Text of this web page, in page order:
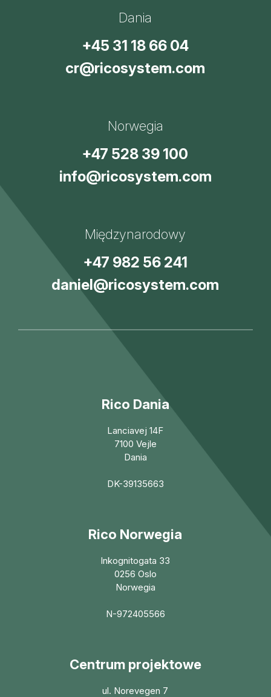
Dania
+45 31 18 66 04
cr@ricosystem.com
Norwegia
+47 528 39 100
info@ricosystem.com
Międzynarodowy
+47 982 56 241
daniel@ricosystem.com
Rico Dania
Lanciavej 14F
7100 Vejle
Dania
DK-39135663
Rico Norwegia
Inkognitogata 33
0256 Oslo
Norwegia
N-972405566
Centrum projektowe
ul. Norevegen 7